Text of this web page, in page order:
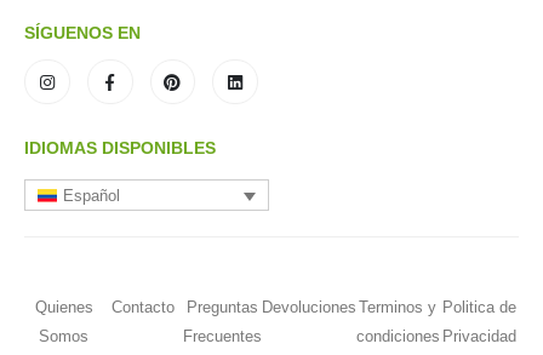
SÍGUENOS EN
IDIOMAS DISPONIBLES
Español
Quienes
Somos
Contacto
Preguntas
Frecuentes
Devoluciones Terminos y
condiciones
Politica de
Privacidad